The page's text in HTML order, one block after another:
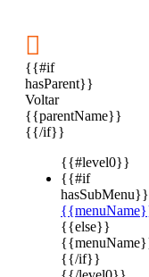

{{#if
hasParent}}
Voltar
{{parentName}}
{{/if}}
{{#level0}}
{{#if
hasSubMenu}}
{{else}}
{{/if}}